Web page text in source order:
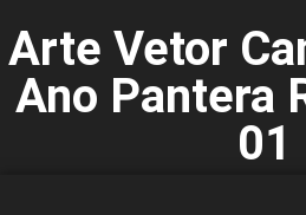
Arte Vetor
Ano Pantera
01